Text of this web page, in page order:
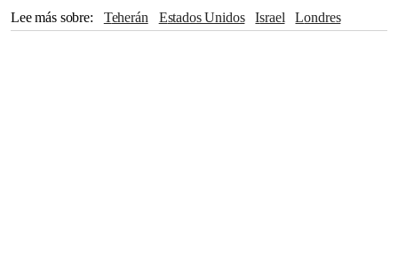
Lee más sobre
Teherán Estados Unidos Israel
Londres